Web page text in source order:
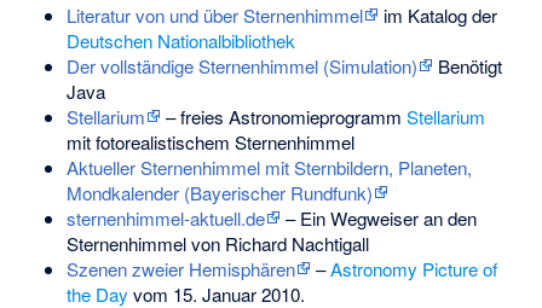
Literatur von und über Sternenhimmel
im Katalog der
Deutschen Nationalbibliothek
Der vollständige Sternenhimmel (Simulation)
Benötigt
Java
Stellarium
– freies Astronomieprogramm Stellarium
mit fotorealistischem Sternenhimmel
Aktueller Sternenhimmel mit Sternbildern, Planeten,
Mondkalender (Bayerischer Rundfunk)
sternenhimmel-aktuell.de
– Ein Wegweiser an den
Sternenhimmel von Richard Nachtigall
Szenen zweier Hemisphären
–Astronomy Picture of
the Day vom 15. Januar 2010.